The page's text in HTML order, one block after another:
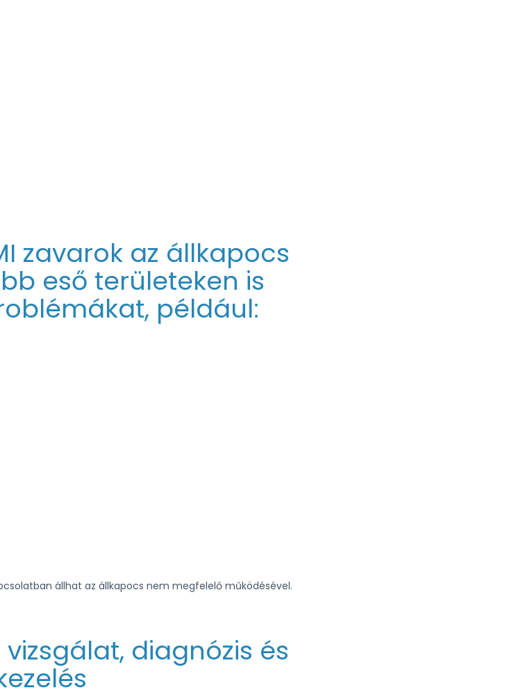
zavarok az állkapocs
eső területeken is
például:
állhat az állkapocs nem megfelelő működésével.
diagnózis és